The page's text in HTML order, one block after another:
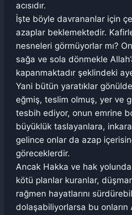
acısıdır.
İşte böyle davrananlar için
azaplar beklemektedir.
nesneleri görmüyorlar mı?
sağa ve sola dönmekle
kapanmaktadır şeklindeki
Yani bütün yaratıklar
eğmiş, teslim olmuş, yer ve
tesbih ediyor, onun emrine
büyüklük taslayanlara,
gelince onlar da azap
göreceklerdir.
Ancak Hakka ve hak
kötü planlar kuranlar,
rağmen hayatlarını
dolaşabiliyorlarsa bu onların